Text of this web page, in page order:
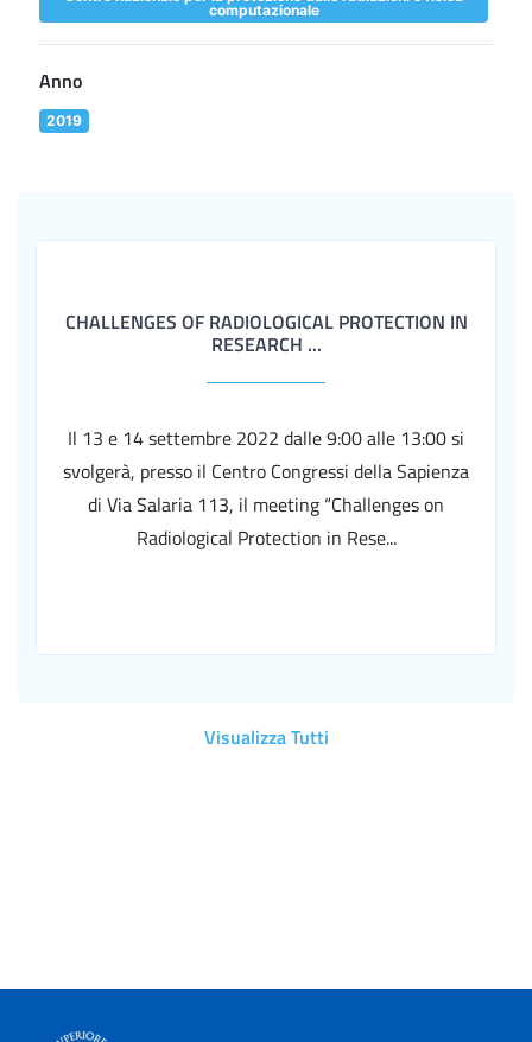
computazionale
Anno
2019
CHALLENGES OF RADIOLOGICAL PROTECTION IN
RESEARCH ...
Il 13 e 14 settembre 2022 dalle 9:00 alle 13:00 si
svolgerà, presso il Centro Congressi della Sapienza
di Via Salaria 113, il meeting “Challenges on
Radiological Protection in Rese...
Visualizza Tutti